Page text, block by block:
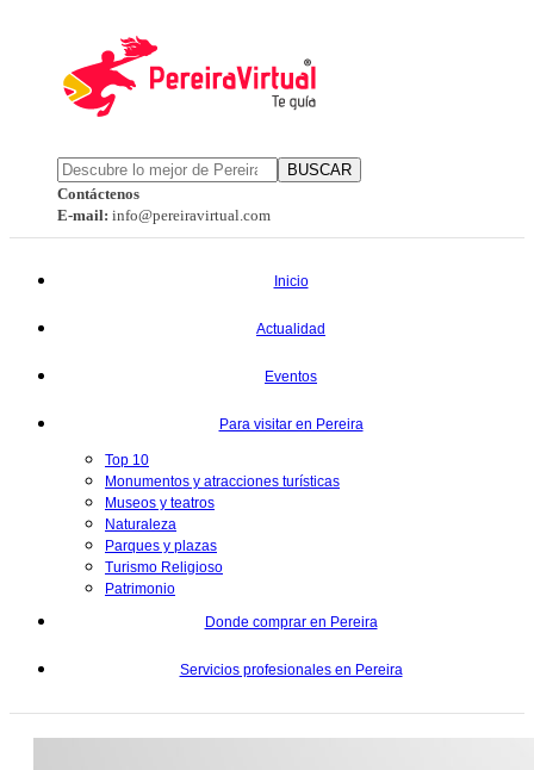
BUSCAR
Contáctenos
E-mail: info@pereiravirtual.com
Inicio
Actualidad
Eventos
Para visitar en Pereira
Top 10
Monumentos y atracciones turísticas
Museos y teatros
Naturaleza
Parques y plazas
Turismo Religioso
Patrimonio
Donde comprar en Pereira
Servicios profesionales en Pereira